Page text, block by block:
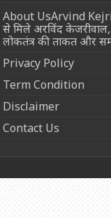
About UsArvind
से मिले अरविंद केजरीवाल,
लोकतंत्र की ताकत और
Privacy Policy
Term Condition
Disclaimer
Contact Us